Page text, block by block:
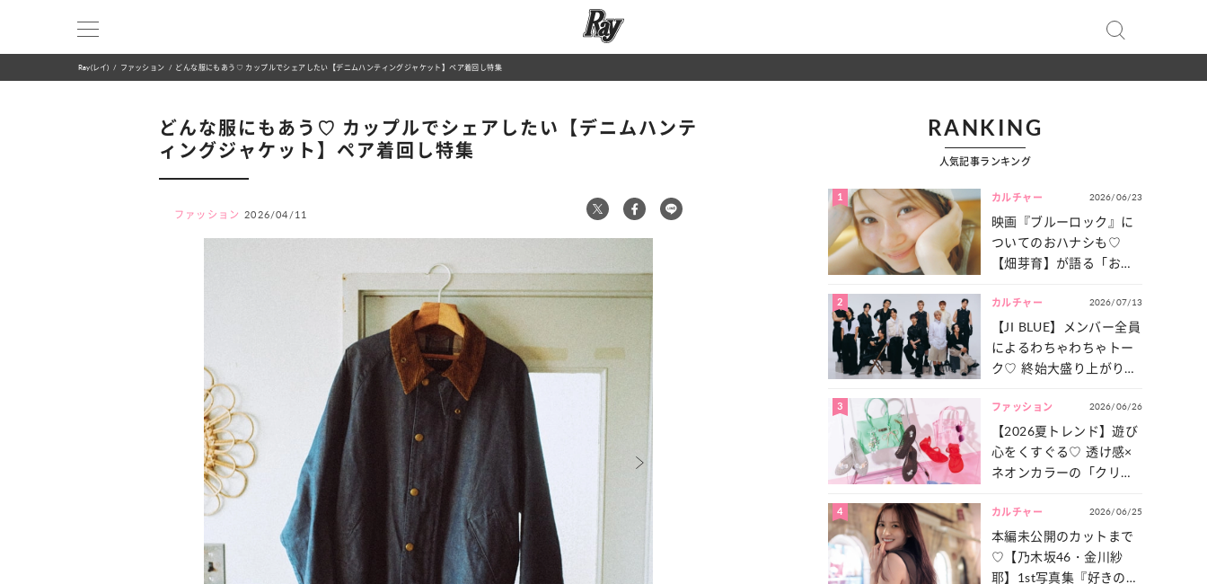
Ray(レイ) ファッション どんな服にもあう♡ カップルでシェアしたい【デニムハンティングジャケット】ペア着回し特集
どんな服にもあう♡ カップルでシェアしたい【デニムハンテ
ィングジャケット】ペア着回し特集
ファッション 2026/04/11
RANKING
人気記事ランキング
1 カルチャー 2026/06/23
映画『ブルーロック』に
ついてのおハナシも♡
【畑芽育】が語る「お仕
は？
2 カルチャー 2026/07/13
【JI BLUE】メンバー全員
によるわちゃわちゃトー
ク♡ 終始大盛り上がりだ
一気見せ！
3 ファッション 2026/06/26
【2026夏トレンド】遊び
心をくすぐる♡ 透け感×
ネオンカラーの「クリア
4 カルチャー 2026/06/25
本編未公開のカットまで
♡【乃木坂46・金川紗
耶】1st写真集『好きのグ